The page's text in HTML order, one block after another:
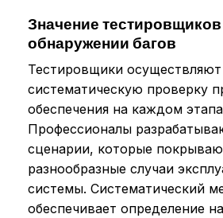
Значение
обнаружении багов
Тестировщики осуществляют
систематическую проверку
обеспечения на каждом
Профессионалы
сценарии, которые
разнообразные случаи
системы. Систематический
обеспечивает определение